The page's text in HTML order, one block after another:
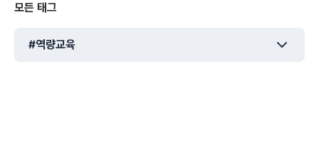
모든 태그
#역량교육